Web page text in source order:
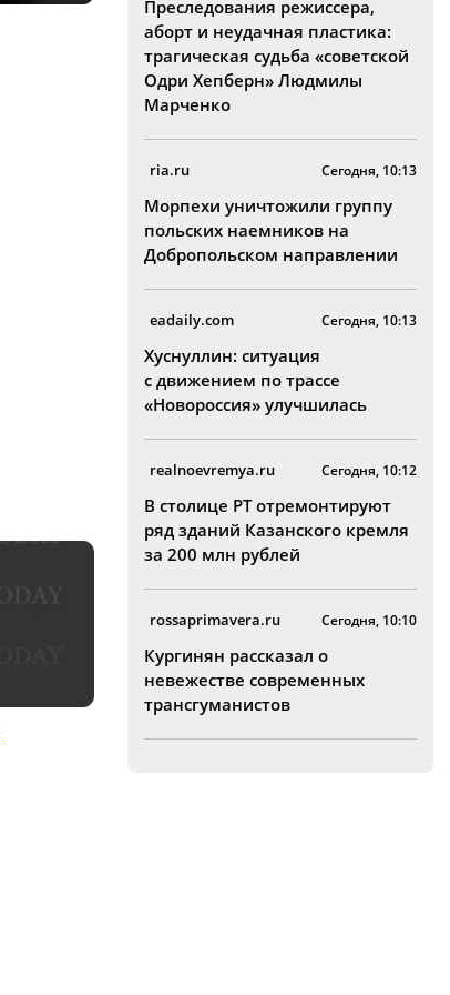
Преследования режиссера,
аборт и неудачная пластика:
трагическая судьба «советской
Одри Хепберн» Людмилы
Марченко
ria.ru Сегодня, 10:13
Морпехи уничтожили группу
польских наемников на
Добропольском направлении
eadaily.com Сегодня, 10:13
Хуснуллин: ситуация
с движением по трассе
«Новороссия» улучшилась
realnoevremya.ru Сегодня, 10:12
В столице РТ отремонтируют
ряд зданий Казанского кремля
за 200 млн рублей
rossaprimavera.ru Сегодня, 10:10
Кургинян рассказал о
невежестве современных
трансгуманистов